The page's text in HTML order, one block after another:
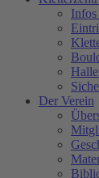
Der Verein